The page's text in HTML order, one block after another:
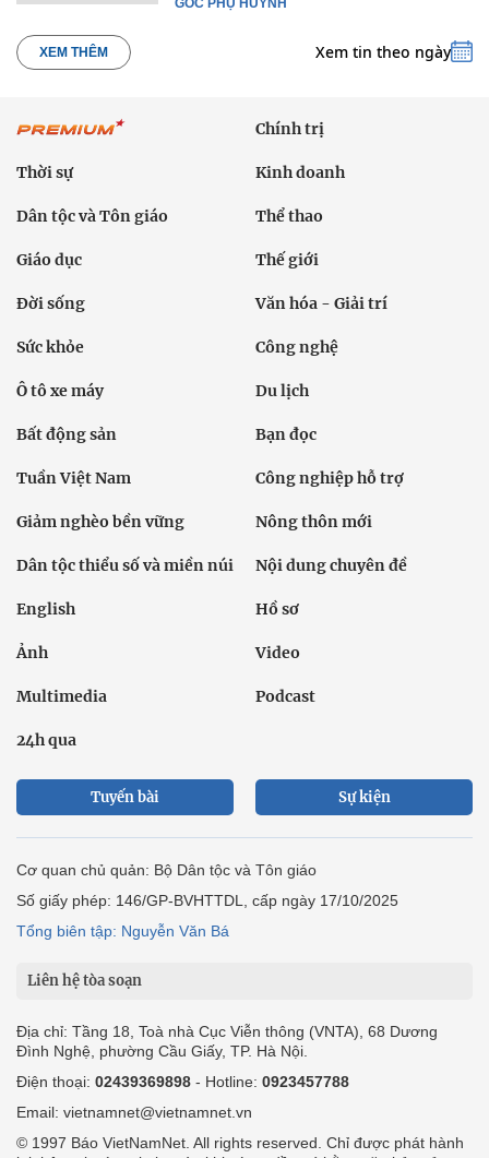
GÓC PHỤ HUYNH
XEM THÊM Xem tin theo ngày
Chính trị
Thời sự Kinh doanh
Dân tộc và Tôn giáo Thể thao
Giáo dục Thế giới
Đời sống Văn hóa - Giải trí
Sức khỏe Công nghệ
Ô tô xe máy Du lịch
Bất động sản Bạn đọc
Tuần Việt Nam Công nghiệp hỗ trợ
Giảm nghèo bền vững Nông thôn mới
Dân tộc thiểu số và miền núi Nội dung chuyên đề
English Hồ sơ
Ảnh Video
Multimedia Podcast
24h qua
Tuyến bài Sự kiện
Cơ quan chủ quản: Bộ Dân tộc và Tôn giáo
Số giấy phép: 146/GP-BVHTTDL, cấp ngày 17/10/2025
Tổng biên tập: Nguyễn Văn Bá
Liên hệ tòa soạn
Địa chỉ: Tầng 18, Toà nhà Cục Viễn thông (VNTA), 68 Dương
Đình Nghệ, phường Cầu Giấy, TP. Hà Nội.
Điện thoại: 02439369898 - Hotline: 0923457788
Email: vietnamnet@vietnamnet.vn
© 1997 Báo VietNamNet. All rights reserved. Chỉ được phát hành